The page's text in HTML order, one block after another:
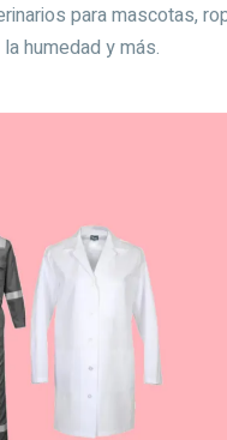
para mascotas,
humedad y más.